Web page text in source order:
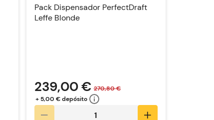
Pack Dispensador PerfectDraft
Leffe Blonde
239,00 € 270,80 €
+ 5,00 € depósito